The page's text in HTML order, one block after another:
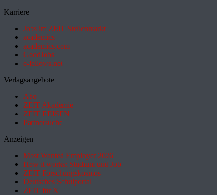
Karriere
Jobs im ZEIT Stellenmarkt
academics
academics.com
GoodJobs
e-fellows.net
Verlagsangebote
Abo
ZEIT Akademie
ZEIT REISEN
Partnersuche
Anzeigen
Most Wanted Employer 2026
How it works: Studium und Job
ZEIT Forschungskosmos
Deutsches Schulportal
ZEIT für X